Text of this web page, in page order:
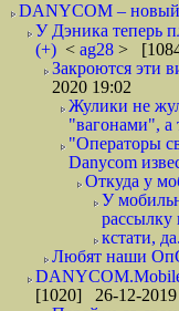
DANYCOM – новый
У Дэника теперь
(+) < ag28 >
Закроются эти
2020 19:02
Жулики не
"вагонами", а
"Операторы
Danycom
Откуда у
У
рассылку
кстати,
Любят наши
DANYCOM.Mobile
[1020] 26-12-2019